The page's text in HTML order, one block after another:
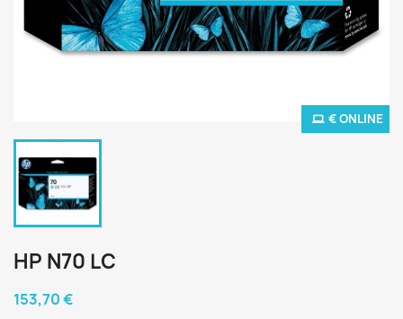
€ ONLINE
HP N70 LC
153,70 €